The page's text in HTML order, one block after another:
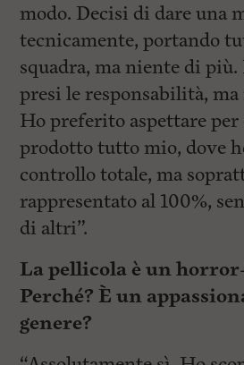
modo. Decisi di dare una
tecnicamente, portando
squadra, ma niente di
presi le responsabilità,
Ho preferito aspettare
prodotto tutto mio, dove
controllo totale, ma
rappresentato al 100%,
di altri”.
La pellicola è un
Perché? È un
genere?